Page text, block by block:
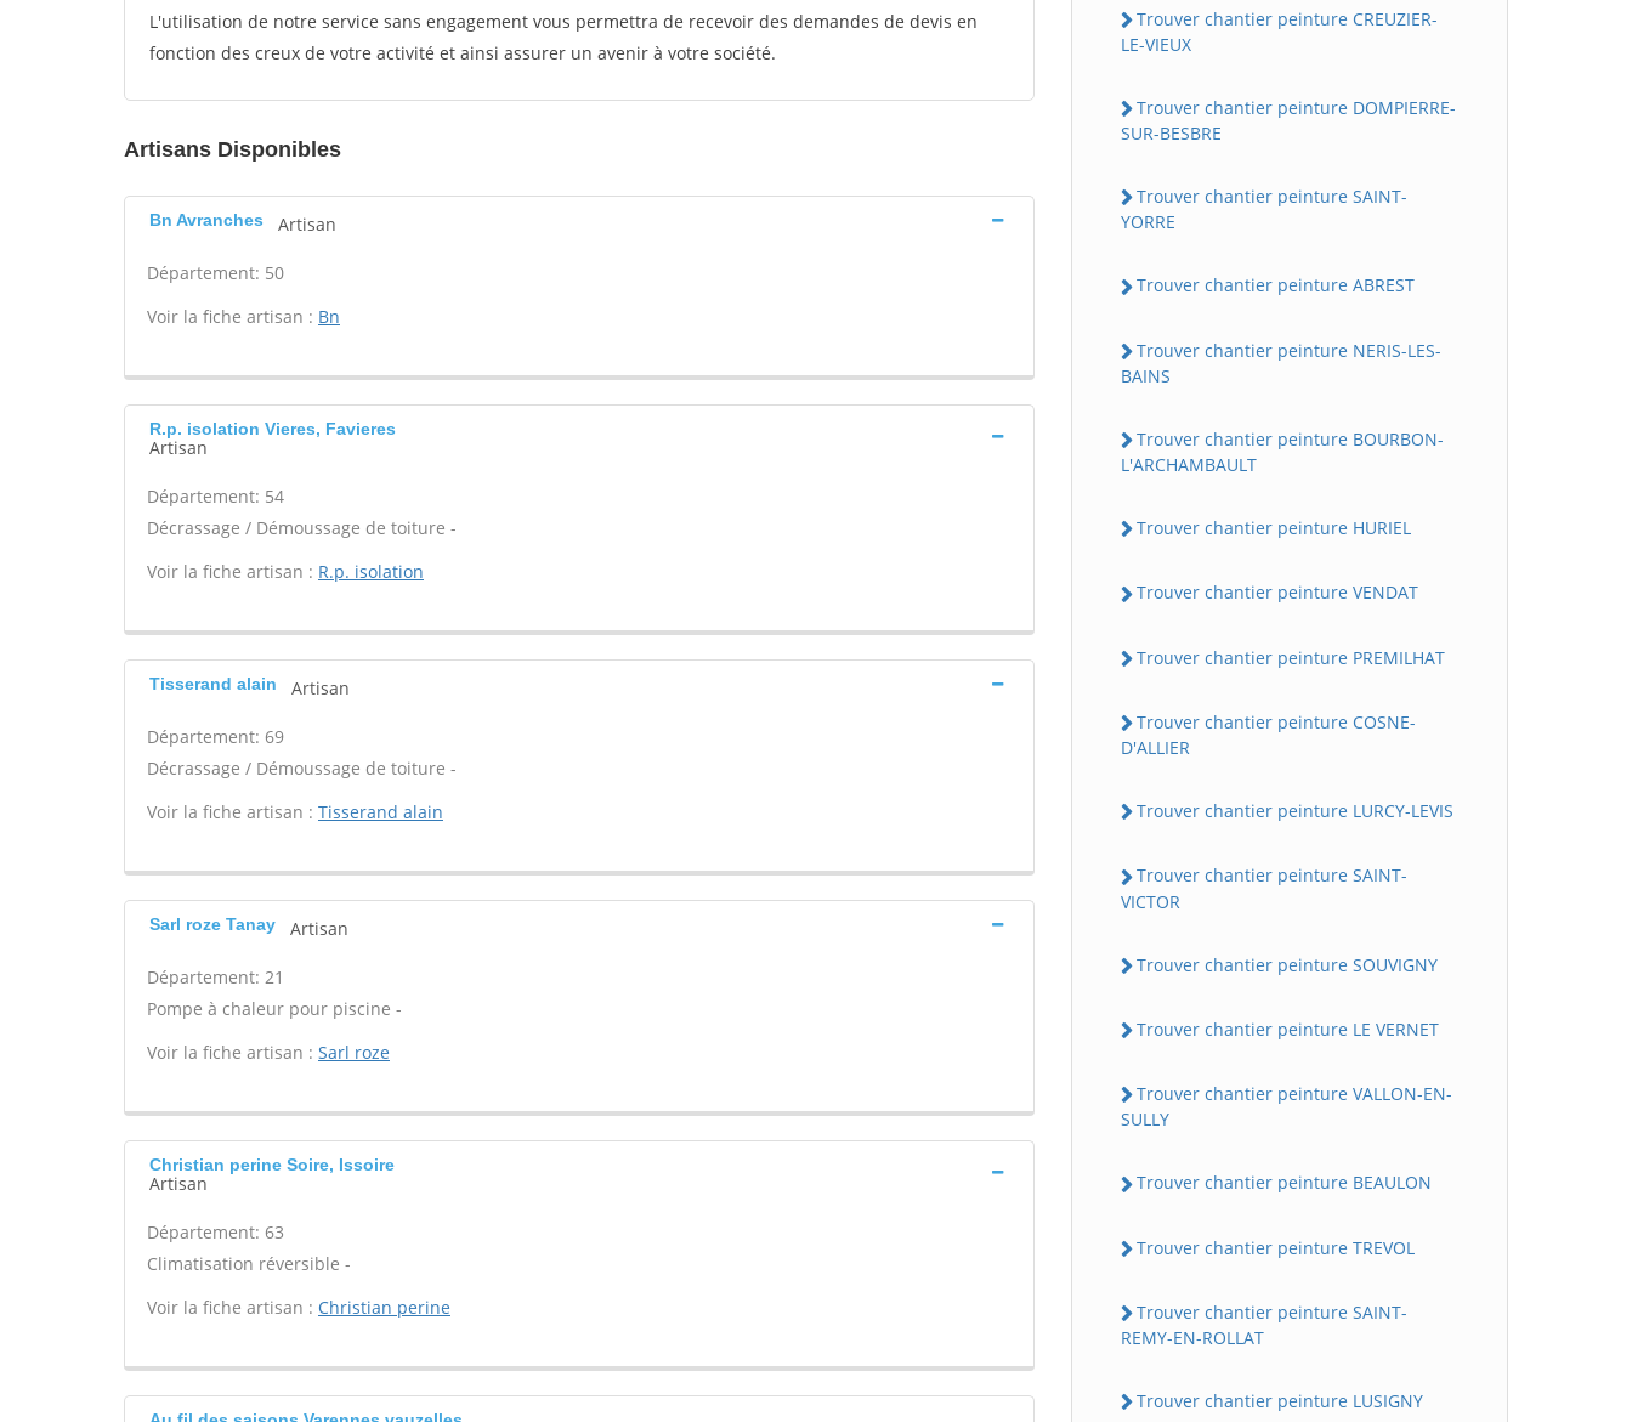
L'utilisation de notre service sans engagement vous permettra de recevoir des demandes de devis en
fonction des creux de votre activité et ainsi assurer un avenir à votre société.
Artisans Disponibles
Bn Avranches Artisan
Département: 50
Voir la fiche artisan : Bn
R.p. isolation Vieres, Favieres
Artisan
Département: 54
Décrassage / Démoussage de toiture -
Voir la fiche artisan : R.p. isolation
Tisserand alain Artisan
Département: 69
Décrassage / Démoussage de toiture -
Voir la fiche artisan : Tisserand alain
Sarl roze Tanay Artisan
Département: 21
Pompe à chaleur pour piscine -
Voir la fiche artisan : Sarl roze
Christian perine Soire, Issoire
Artisan
Département: 63
Climatisation réversible -
Voir la fiche artisan : Christian perine
Trouver chantier peinture CREUZIER-
LE-VIEUX
Trouver chantier peinture DOMPIERRE-
SUR-BESBRE
Trouver chantier peinture SAINT-
YORRE
Trouver chantier peinture ABREST
Trouver chantier peinture NERIS-LES-
BAINS
Trouver chantier peinture BOURBON-
L'ARCHAMBAULT
Trouver chantier peinture HURIEL
Trouver chantier peinture VENDAT
Trouver chantier peinture PREMILHAT
Trouver chantier peinture COSNE-
D'ALLIER
Trouver chantier peinture LURCY-LEVIS
Trouver chantier peinture SAINT-
VICTOR
Trouver chantier peinture SOUVIGNY
Trouver chantier peinture LE VERNET
Trouver chantier peinture VALLON-EN-
SULLY
Trouver chantier peinture BEAULON
Trouver chantier peinture TREVOL
Trouver chantier peinture SAINT-
REMY-EN-ROLLAT
Trouver chantier peinture LUSIGNY